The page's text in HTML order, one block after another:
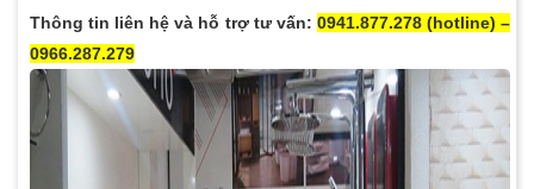
Thông tin liên hệ và hỗ trợ tư vấn: 0941.877.278 (hotline) –
0966.287.279